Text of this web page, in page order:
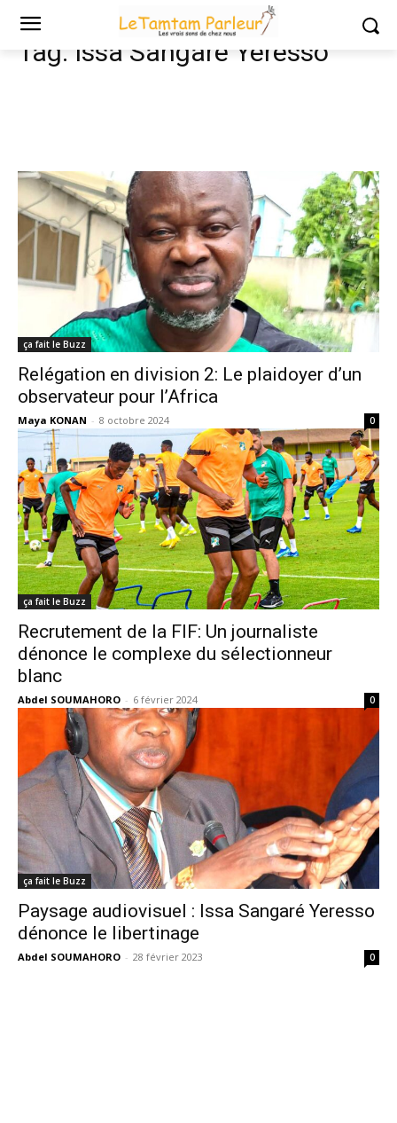
Tags Issa Sangaré Yeresso
Tag: Issa Sangaré Yeresso
ça fait le Buzz
Relégation en division 2: Le plaidoyer d’un
observateur pour l’Africa
Maya KONAN - 8 octobre 2024 0
ça fait le Buzz
Recrutement de la FIF: Un journaliste
dénonce le complexe du sélectionneur
blanc
Abdel SOUMAHORO - 6 février 2024 0
ça fait le Buzz
Paysage audiovisuel : Issa Sangaré Yeresso
dénonce le libertinage
Abdel SOUMAHORO - 28 février 2023 0